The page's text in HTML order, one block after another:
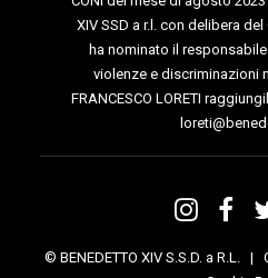
XIV SSD a r.l. con delibera
ha nominato il
violenze e discriminazioni
FRANCESCO LORETI
© BENEDETTO XIV S.S.D. a R.L. |